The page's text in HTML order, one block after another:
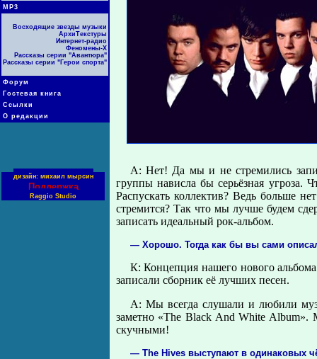
МР3
Восходящие звезды музыки
АрхиТекстуры
Интернет-радио
Феномены-Х
Рассказы серии "Авантюра"
Рассказы серии "Герои спорта"
Форум
Гостевая книга
Ссылки
О редакции
дизайн: михаил мырсин
Поддержка
Raggio Studio
А: Нет! Да мы и не стремились
группы нависла бы серьёзная угроза.
Распускать коллектив? Ведь больше
стремится? Так что мы лучше будем
записать идеальный рок-альбом.
— Хорошо. Тогда как бы вы сами
К: Концепция нашего нового
записали сборник её лучших песен.
А: Мы всегда слушали и любили
заметно «The Black And White Album».
скучными!
— The Hives выступают в одинаковых